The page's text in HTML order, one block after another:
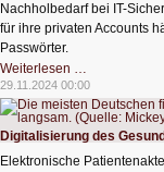
Nachholbedarf bei IT-
für ihre privaten Accounts
Passwörter.
Weiterlesen …
bleibt
das
beliebteste
Passwort
der
Deutschen
29.11.2024 00:00
Digitalisierung des
Elektronische